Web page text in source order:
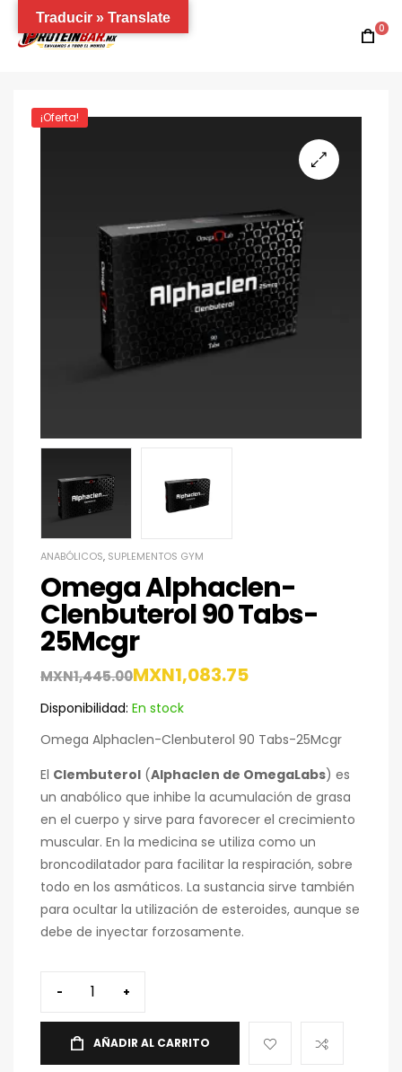
0
¡Oferta!
ANABÓLICOS, SUPLEMENTOS GYM
Omega Alphaclen-
Clenbuterol 90 Tabs-
25Mcgr
MXN1,445.00MXN1,083.75
Disponibilidad: En stock
Omega Alphaclen-Clenbuterol 90 Tabs-25Mcgr
El Clembuterol (Alphaclen de OmegaLabs) es
un anabólico que inhibe la acumulación de grasa
en el cuerpo y sirve para favorecer el crecimiento
muscular. En la medicina se utiliza como un
broncodilatador para facilitar la respiración, sobre
todo en los asmáticos. La sustancia sirve también
para ocultar la utilización de esteroides, aunque se
debe de inyectar forzosamente.
- +
AÑADIR AL CARRITO
Traducir » Translate